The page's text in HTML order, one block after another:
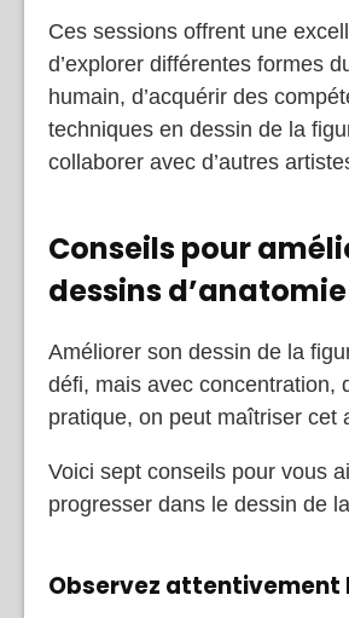
Ces sessions offrent une
d’explorer différentes formes
humain, d’acquérir des
techniques en dessin de la
collaborer avec d’autres
Conseils pour
dessins d’anatomie
Améliorer son dessin de la
défi, mais avec concentration,
pratique, on peut maîtriser cet
Voici sept conseils pour vous
progresser dans le dessin de
Observez attentivement